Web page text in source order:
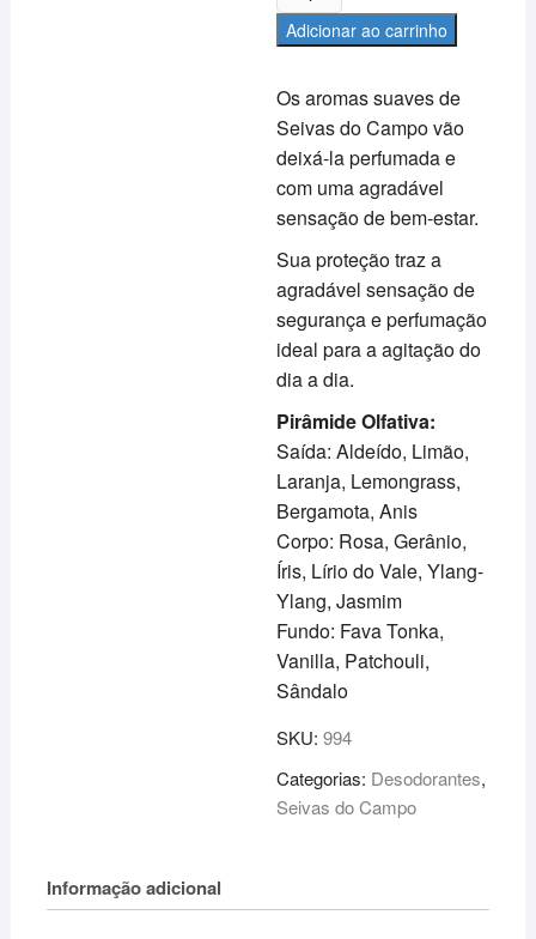
Os aromas suaves de
Seivas do Campo vão
deixá-la perfumada e
com uma agradável
sensação de bem-estar.
Sua proteção traz a
agradável sensação de
segurança e perfumação
ideal para a agitação do
dia a dia.
Pirâmide Olfativa:
Saída: Aldeído, Limão,
Laranja, Lemongrass,
Bergamota, Anis
Corpo: Rosa, Gerânio,
Íris, Lírio do Vale, Ylang-
Ylang, Jasmim
Fundo: Fava Tonka,
Vanilla, Patchouli,
Sândalo
roll-
on
Seivas
do
Campo
50ml
-
quantidade
Adicionar ao carrinho
SKU:994
Categorias: Desodorantes,
Seivas do Campo
Informação adicional